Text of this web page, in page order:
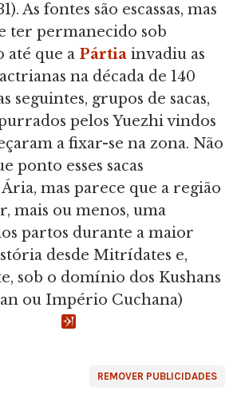
As fontes são escassas, mas
ter permanecido sob
até que a Pártia invadiu as
na década de 140
seguintes, grupos de sacas,
pelos Yuezhi vindos
a fixar-se na zona. Não
ponto esses sacas
mas parece que a região
mais ou menos, uma
partos durante a maior
desde Mitrídates e,
sob o domínio dos Kushans
ou Império Cuchana)
REMOVER PUBLICIDADES